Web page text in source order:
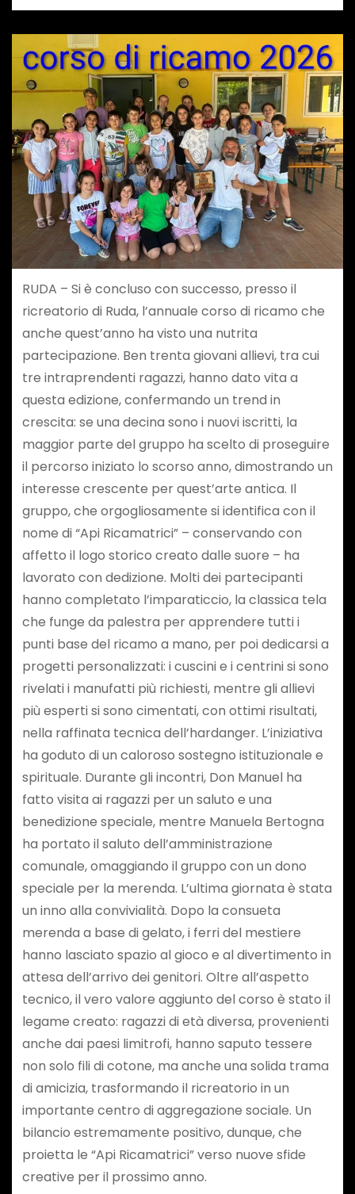
RUDA – Si è concluso con successo, presso il
ricreatorio di Ruda, l’annuale corso di ricamo che
anche quest’anno ha visto una nutrita
partecipazione. Ben trenta giovani allievi, tra cui
tre intraprendenti ragazzi, hanno dato vita a
questa edizione, confermando un trend in
crescita: se una decina sono i nuovi iscritti, la
maggior parte del gruppo ha scelto di proseguire
il percorso iniziato lo scorso anno, dimostrando un
interesse crescente per quest’arte antica. Il
gruppo, che orgogliosamente si identifica con il
nome di “Api Ricamatrici” – conservando con
affetto il logo storico creato dalle suore – ha
lavorato con dedizione. Molti dei partecipanti
hanno completato l’imparaticcio, la classica tela
che funge da palestra per apprendere tutti i
punti base del ricamo a mano, per poi dedicarsi a
progetti personalizzati: i cuscini e i centrini si sono
rivelati i manufatti più richiesti, mentre gli allievi
più esperti si sono cimentati, con ottimi risultati,
nella raffinata tecnica dell’hardanger. L’iniziativa
ha goduto di un caloroso sostegno istituzionale e
spirituale. Durante gli incontri, Don Manuel ha
fatto visita ai ragazzi per un saluto e una
benedizione speciale, mentre Manuela Bertogna
ha portato il saluto dell’amministrazione
comunale, omaggiando il gruppo con un dono
speciale per la merenda. L’ultima giornata è stata
un inno alla convivialità. Dopo la consueta
merenda a base di gelato, i ferri del mestiere
hanno lasciato spazio al gioco e al divertimento in
attesa dell’arrivo dei genitori. Oltre all’aspetto
tecnico, il vero valore aggiunto del corso è stato il
legame creato: ragazzi di età diversa, provenienti
anche dai paesi limitrofi, hanno saputo tessere
non solo fili di cotone, ma anche una solida trama
di amicizia, trasformando il ricreatorio in un
importante centro di aggregazione sociale. Un
bilancio estremamente positivo, dunque, che
proietta le “Api Ricamatrici” verso nuove sfide
creative per il prossimo anno.